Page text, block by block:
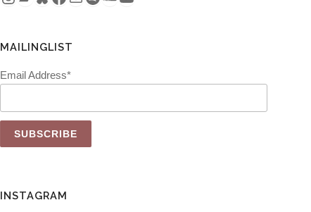
MAILINGLIST
Email Address*
INSTAGRAM